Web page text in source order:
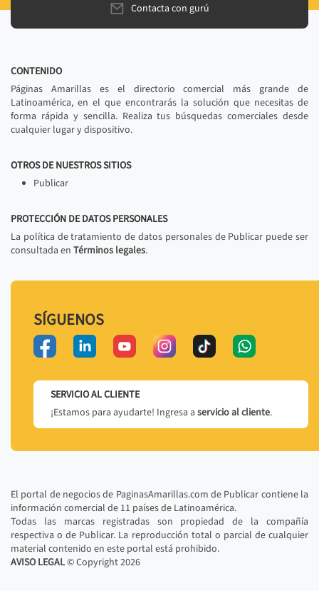
Contacta con gurú
CONTENIDO
Páginas Amarillas es el directorio comercial más grande de
Latinoamérica, en el que encontrarás la solución que necesitas de
forma rápida y sencilla. Realiza tus búsquedas comerciales desde
cualquier lugar y dispositivo.
OTROS DE NUESTROS SITIOS
Publicar
PROTECCIÓN DE DATOS PERSONALES
La política de tratamiento de datos personales de Publicar puede ser
consultada en Términos legales.
SÍGUENOS
SERVICIO AL CLIENTE
¡Estamos para ayudarte! Ingresa a servicio al cliente.
El portal de negocios de PaginasAmarillas.com de Publicar contiene la
información comercial de 11 países de Latinoamérica.
Todas las marcas registradas son propiedad de la compañía
respectiva o de Publicar. La reproducción total o parcial de cualquier
material contenido en este portal está prohibido.
AVISO LEGAL© Copyright2026